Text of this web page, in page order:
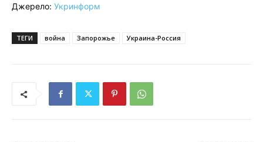
Джерело: Укринформ
ТЕГИ война Запорожье Украина-Россия